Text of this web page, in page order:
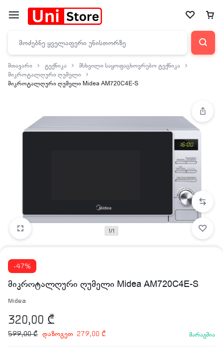
მთავარი ტექნიკა
მსხვილი საყოფაცხოვრებო ტექნიკა
მიკროტალღური ღუმელი
მიკროტალღური ღუმელი Midea AM720C4E-S
1/1
-47%
მიკროტალღური ღუმელი Midea AM720C4E-S
Midea
320,00 ₾
599,00₾ დაზოგეთ 279,00 ₾ მარაგშია